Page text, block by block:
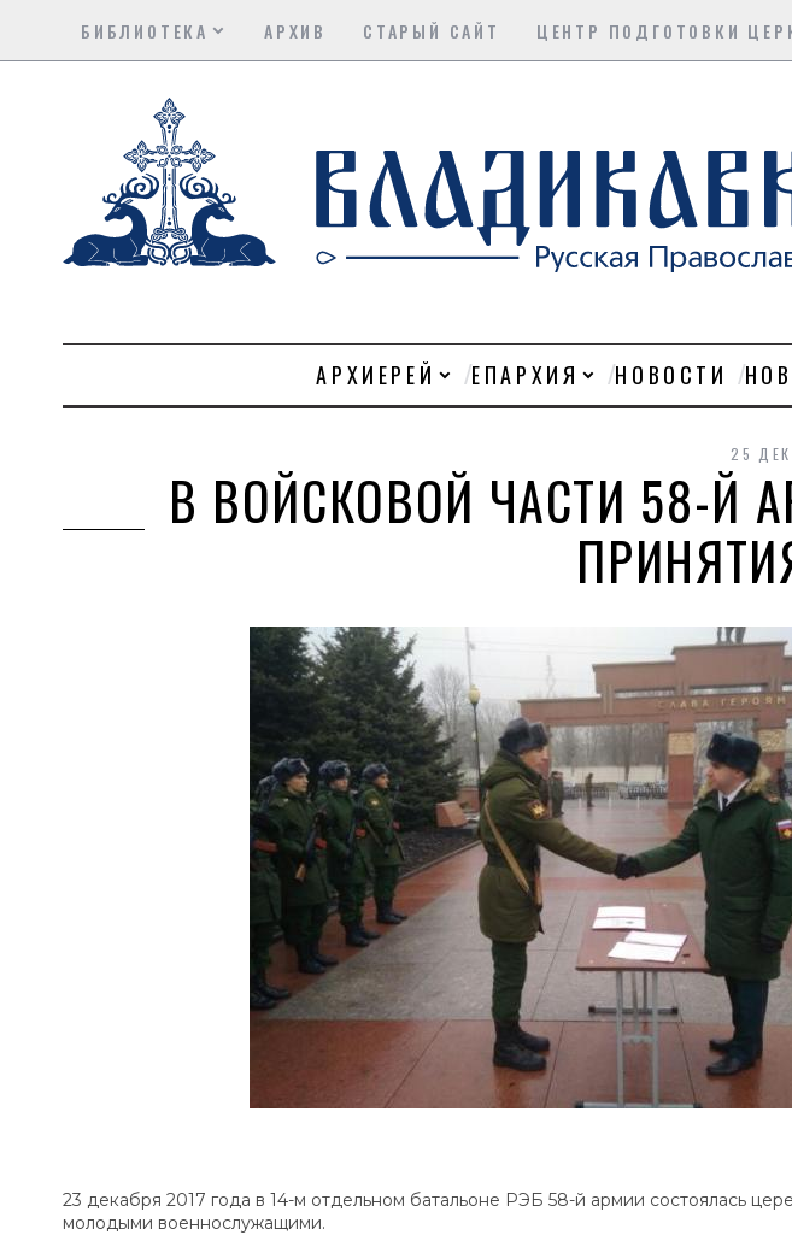
БИБЛИОТЕКА АРХИВ СТАРЫЙ САЙТ ЦЕНТР ПОДГОТОВКИ
АРХИЕРЕЙ ЕПАРХИЯ НОВОСТИ
25
В ВОЙСКОВОЙ ЧАСТИ 58-Й
23 декабря 2017 года в 14-м отдельном батальоне РЭБ 58-й армии состоялась
молодыми военнослужащими.